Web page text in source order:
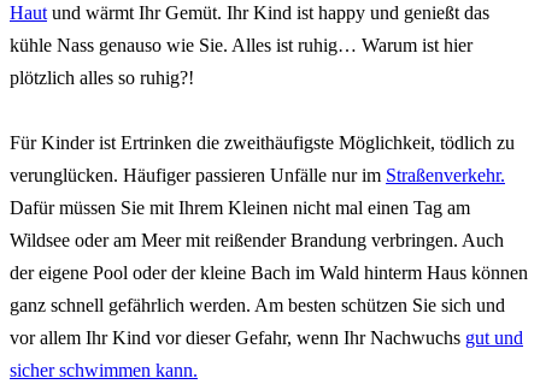
Haut und wärmt Ihr Gemüt. Ihr Kind ist happy und genießt das
kühle Nass genauso wie Sie. Alles ist ruhig… Warum ist hier
plötzlich alles so ruhig?!
Für Kinder ist Ertrinken die zweithäufigste Möglichkeit, tödlich zu
verunglücken. Häufiger passieren Unfälle nur im Straßenverkehr.
Dafür müssen Sie mit Ihrem Kleinen nicht mal einen Tag am
Wildsee oder am Meer mit reißender Brandung verbringen. Auch
der eigene Pool oder der kleine Bach im Wald hinterm Haus können
ganz schnell gefährlich werden. Am besten schützen Sie sich und
vor allem Ihr Kind vor dieser Gefahr, wenn Ihr Nachwuchs gut und
sicher schwimmen kann.